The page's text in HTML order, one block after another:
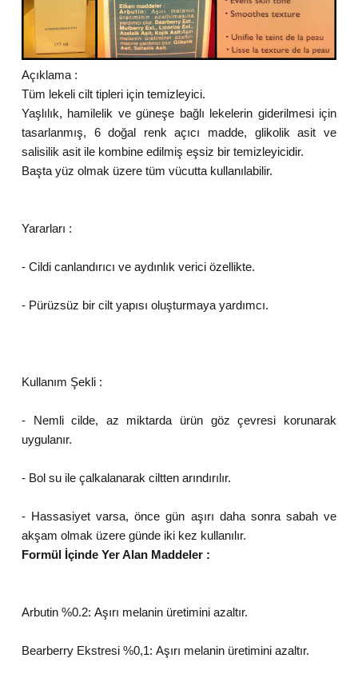
Açıklama :
Tüm lekeli cilt tipleri için temizleyici.
Yaşlılık, hamilelik ve güneşe bağlı lekelerin giderilmesi için
tasarlanmış, 6 doğal renk açıcı madde, glikolik asit ve
salisilik asit ile kombine edilmiş eşsiz bir temizleyicidir.
Başta yüz olmak üzere tüm vücutta kullanılabilir.
Yararları :
- Cildi canlandırıcı ve aydınlık verici özellikte.
- Pürüzsüz bir cilt yapısı oluşturmaya yardımcı.
Kullanım Şekli :
- Nemli cilde, az miktarda ürün göz çevresi korunarak
uygulanır.
- Bol su ile çalkalanarak ciltten arındırılır.
- Hassasiyet varsa, önce gün aşırı daha sonra sabah ve
akşam olmak üzere günde iki kez kullanılır.
Formül İçinde Yer Alan Maddeler :
Arbutin %0.2: Aşırı melanin üretimini azaltır.
Bearberry Ekstresi %0,1: Aşırı melanin üretimini azaltır.